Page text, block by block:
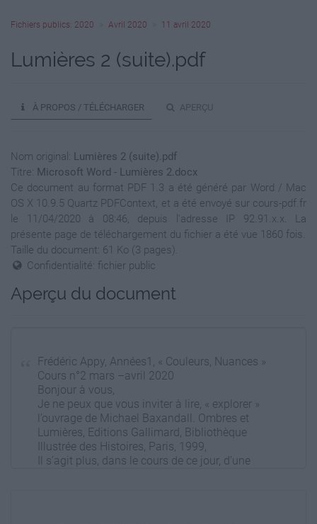
Fichiers publics: 2020 Avril 2020 11 avril 2020
Lumières 2 (suite).pdf
À PROPOS / TÉLÉCHARGER APERÇU
Nom original: Lumières 2 (suite).pdf
Titre: Microsoft Word - Lumières 2.docx
Ce document au format PDF 1.3 a été généré par Word / Mac
OS X 10.9.5 Quartz PDFContext, et a été envoyé sur cours-pdf.fr
le 11/04/2020 à 08:46, depuis l'adresse IP 92.91.x.x. La
présente page de téléchargement du fichier a été vue 1860 fois.
Taille du document: 61 Ko (3 pages).
Confidentialité: fichier public
Aperçu du document
Frédéric Appy, Années1, « Couleurs, Nuances »
Cours n°2 mars –avril 2020
Bonjour à vous,
Je ne peux que vous inviter à lire, « explorer »
l’ouvrage de Michael Baxandall. Ombres et
Lumières, Editions Gallimard, Bibliothèque
Illustrée des Histoires, Paris, 1999,
Il s’agit plus, dans le cours de ce jour, d’une